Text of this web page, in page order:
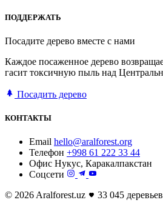
ПОДДЕРЖАТЬ
Посадите дерево вместе с нами
Каждое посаженное дерево
гасит токсичную пыль над
Посадить дерево
КОНТАКТЫ
Email hello@aralforest.org
Телефон +998 61 222 33 44
Офис Нукус, Каракалпакстан
Соцсети
© 2026 Aralforest.uz
33 045